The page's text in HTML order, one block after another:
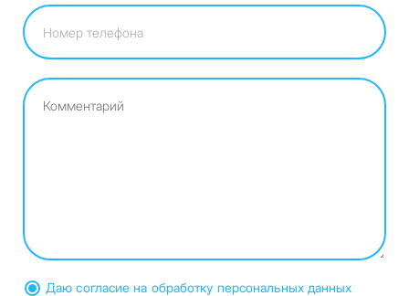
Даю согласие на обработку персональных данных